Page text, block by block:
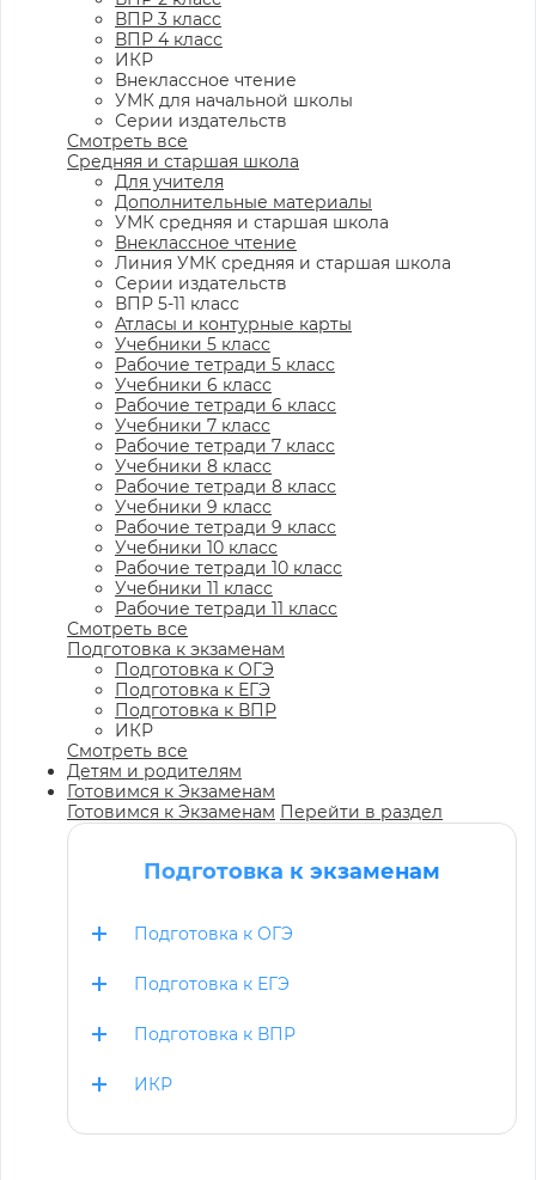
ВПР 3 класс
ВПР 4 класс
ИКР
Внеклассное чтение
УМК для начальной школы
Серии издательств
Смотреть все
Средняя и старшая школа
Для учителя
Дополнительные материалы
УМК средняя и старшая школа
Внеклассное чтение
Линия УМК средняя и старшая школа
Серии издательств
ВПР 5-11 класс
Атласы и контурные карты
Учебники 5 класс
Рабочие тетради 5 класс
Учебники 6 класс
Рабочие тетради 6 класс
Учебники 7 класс
Рабочие тетради 7 класс
Учебники 8 класс
Рабочие тетради 8 класс
Учебники 9 класс
Рабочие тетради 9 класс
Учебники 10 класс
Рабочие тетради 10 класс
Учебники 11 класс
Рабочие тетради 11 класс
Смотреть все
Подготовка к экзаменам
Подготовка к ОГЭ
Подготовка к ЕГЭ
Подготовка к ВПР
ИКР
Смотреть все
Детям и родителям
Готовимся к Экзаменам
Готовимся к Экзаменам Перейти в раздел
Подготовка к экзаменам
Подготовка к ОГЭ
Подготовка к ЕГЭ
Подготовка к ВПР
ИКР